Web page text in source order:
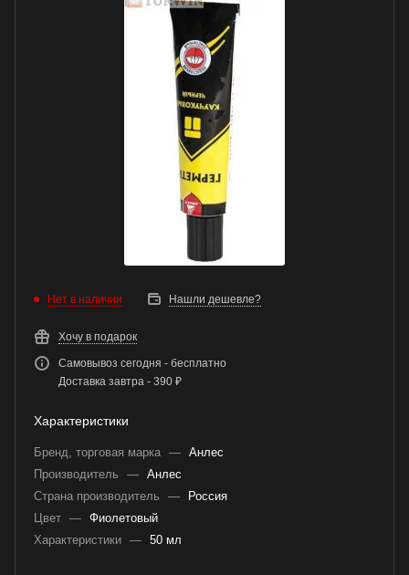
Нет в наличии Нашли дешевле?
Хочу в подарок
Самовывоз сегодня - бесплатно
Доставка завтра - 390 ₽
Характеристики
Бренд, торговая марка — Анлес
Производитель
— Анлес
Страна производитель
—
Россия
Цвет — Фиолетовый
Характеристики — 50 мл